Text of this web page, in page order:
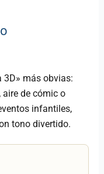
3D» más obvias:
de cómic o
infantiles,
tono divertido.